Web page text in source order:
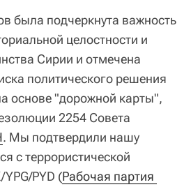
была подчеркнута важность
целостности и
Сирии и отмечена
политического решения
основе "дорожной карты",
2254 Совета
. Мы подтвердили нашу
с террористической
PYD (Рабочая партия